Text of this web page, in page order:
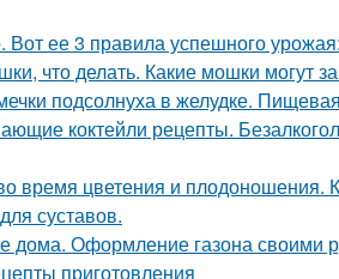
Вот ее 3 правила успешного урожая:
что делать. Какие мошки могут
подсолнуха в желудке.
коктейли рецепты.
время цветения и плодоношения.
суставов.
дома. Оформление газона своими
приготовления